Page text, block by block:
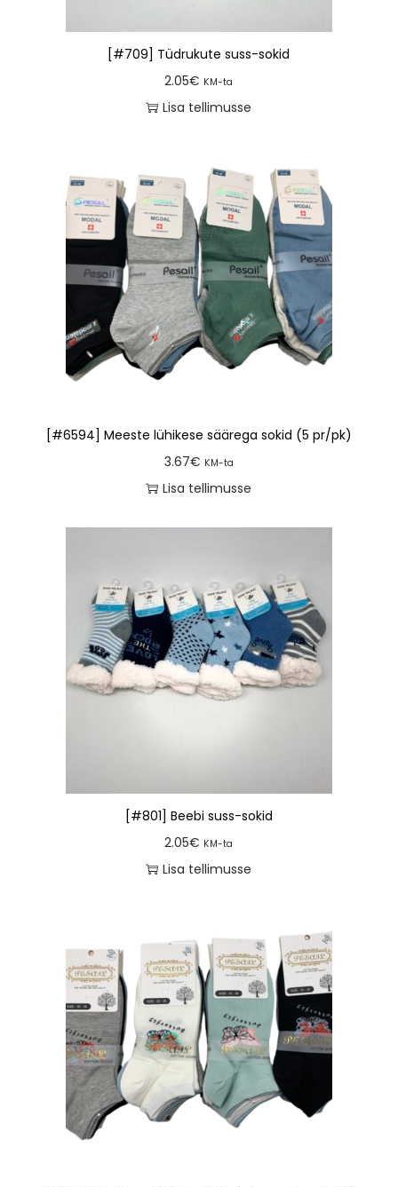
[#709] Tüdrukute suss-sokid
2.05€ KM-ta
Lisa tellimusse
[#6594] Meeste lühikese säärega sokid (5 pr/pk)
3.67€ KM-ta
Lisa tellimusse
[#801] Beebi suss-sokid
2.05€ KM-ta
Lisa tellimusse